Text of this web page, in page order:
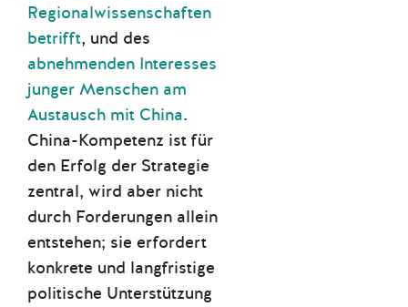
Regionalwissenschaften
betrifft, und des
abnehmenden Interesses
junger Menschen am
Austausch mit China.
China-Kompetenz ist für
den Erfolg der Strategie
zentral, wird aber nicht
durch Forderungen allein
entstehen; sie erfordert
konkrete und langfristige
politische Unterstützung